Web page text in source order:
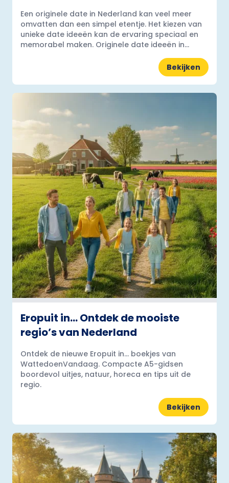
Een originele date in Nederland kan veel meer
omvatten dan een simpel etentje. Het kiezen van
unieke date ideeën kan de ervaring speciaal en
memorabel maken. Originele date ideeën in...
Bekijken
Eropuit in… Ontdek de mooiste
regio’s van Nederland
Ontdek de nieuwe Eropuit in... boekjes van
WattedoenVandaag. Compacte A5-gidsen
boordevol uitjes, natuur, horeca en tips uit de
regio.
Bekijken